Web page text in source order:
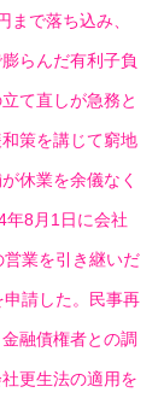
で落ち込み、
らんだ有利子負
て直しが急務と
策を講じて窮地
休業を余儀なく
年8月1日に会社
業を引き継いだ
請した。民事再
融債権者との調
更生法の適用を